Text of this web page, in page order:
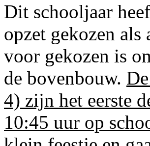
Dit schooljaar
opzet gekozen als
voor gekozen is
de bovenbouw.
4) zijn het eerste
10:45 uur op